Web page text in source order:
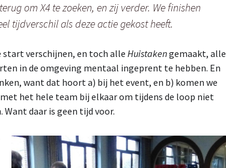
om X4 te zoeken, en zij verder. We finishen
tijdverschil als deze actie gekost heeft.
start verschijnen, en toch alleHuistakengemaakt, alle
in de omgeving mentaal ingeprent te hebben. En
want dat hoort a) bij het event, en b) komen we
het hele team bij elkaar om tijdens de loop niet
daar is geen tijd voor.